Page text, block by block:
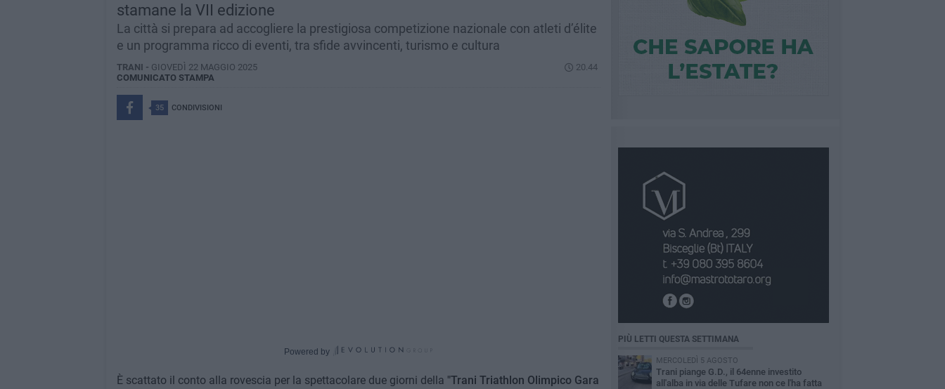
stamane la VII edizione
La città si prepara ad accogliere la prestigiosa competizione nazionale con atleti d’élite
e un programma ricco di eventi, tra sfide avvincenti, turismo e cultura
TRANI - GIOVEDÌ 22 MAGGIO 2025
20.44
COMUNICATO STAMPA
35 CONDIVISIONI
Powered by
È scattato il conto alla rovescia per la spettacolare due giorni della "Trani Triathlon Olimpico Gara
PIÙ LETTI QUESTA SETTIMANA
MERCOLEDÌ 5 AGOSTO
Trani piange G.D., il 64enne investito
all'alba in via delle Tufare non ce l'ha fatta